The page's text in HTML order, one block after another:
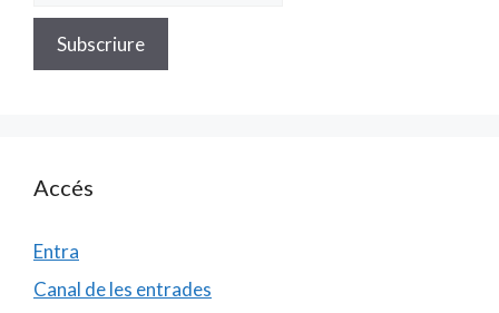
Accés
Entra
Canal de les entrades